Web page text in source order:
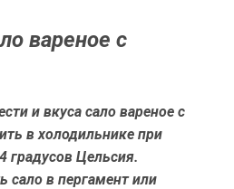
вареное с
и вкуса сало вареное с
в холодильнике при
градусов Цельсия.
сало в пергамент или